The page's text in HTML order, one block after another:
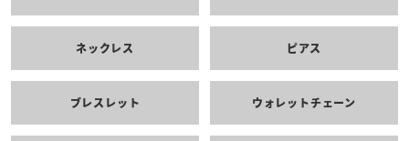
ネックレス ピアス
ブレスレット ウォレットチェーン